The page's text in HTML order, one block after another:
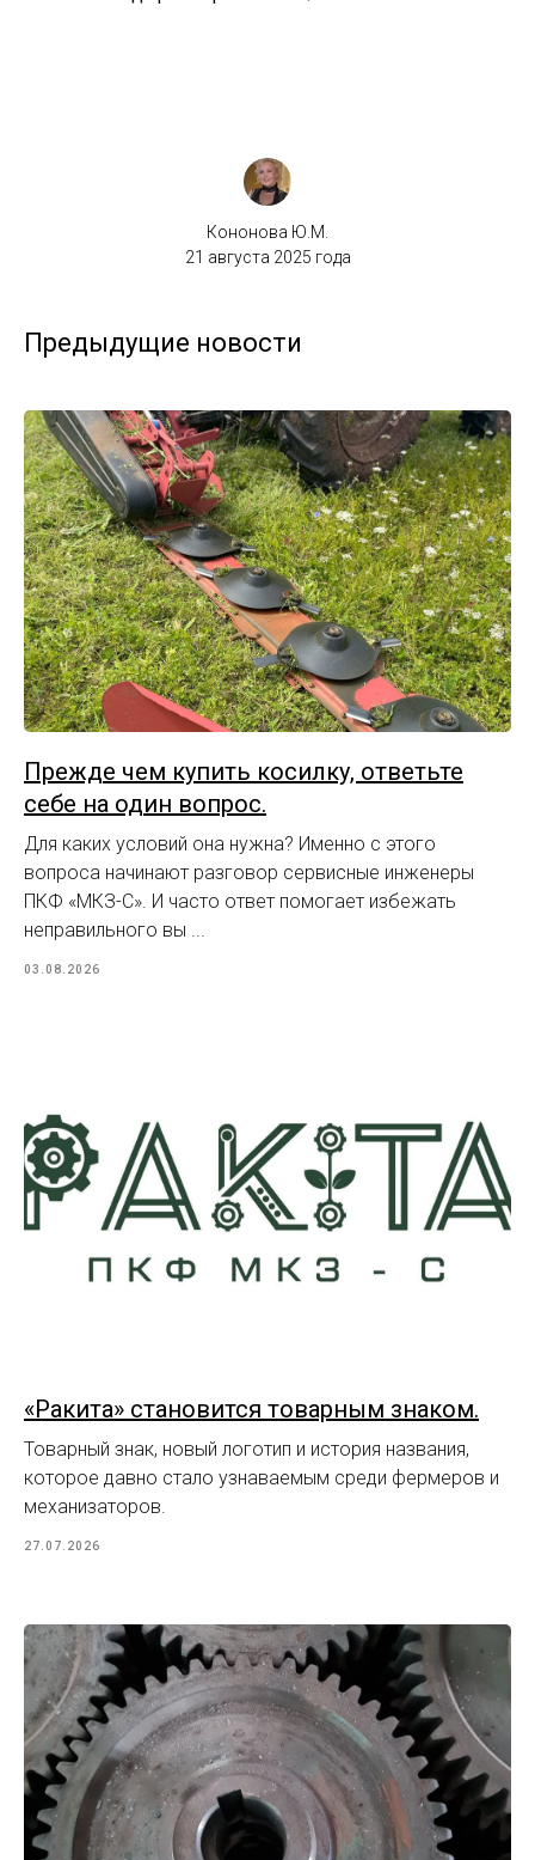
Кононова Ю.М.
21 августа 2025 года
Предыдущие новости
Прежде чем купить косилку, ответьте
себе на один вопрос.
Для каких условий она нужна? Именно с этого
вопроса начинают разговор сервисные инженеры
ПКФ «МКЗ-С». И часто ответ помогает избежать
неправильного вы ...
03.08.2026
«Ракита» становится товарным знаком.
Товарный знак, новый логотип и история названия,
которое давно стало узнаваемым среди фермеров и
механизаторов.
27.07.2026